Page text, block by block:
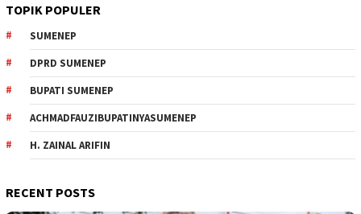
TOPIK POPULER
SUMENEP
DPRD SUMENEP
BUPATI SUMENEP
ACHMADFAUZIBUPATINYASUMENEP
H. ZAINAL ARIFIN
RECENT POSTS